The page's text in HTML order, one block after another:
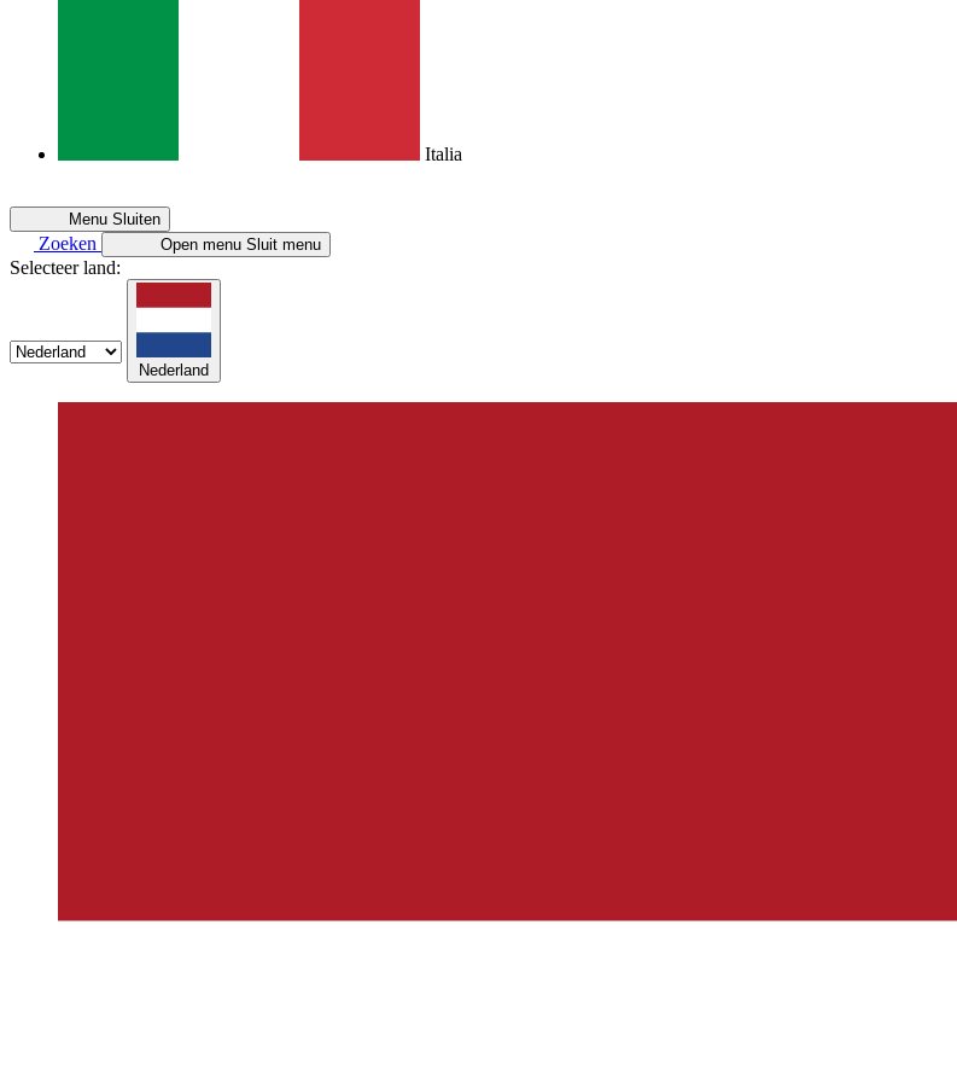
Italia
Menu Sluiten
Zoeken Open menu Sluit menu
Selecteer land:
Nederland